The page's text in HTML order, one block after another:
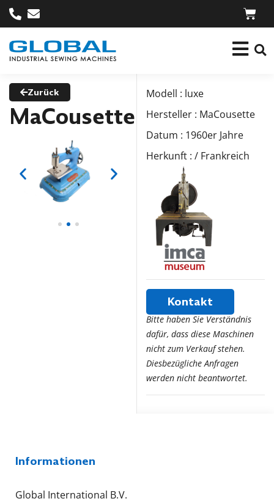
Zurück
MaCousette
Modell : luxe
Hersteller : MaCousette
Datum : 1960er Jahre
Herkunft : / Frankreich
Bitte haben Sie Verständnis
dafür, dass diese Maschinen
nicht zum Verkauf stehen.
Diesbezügliche Anfragen
werden nicht beantwortet.
Kontakt
Informationen
Global International B.V.